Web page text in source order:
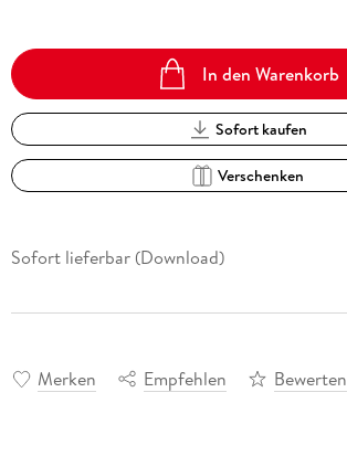
In den Warenkorb
Sofort kaufen
Verschenken
Sofort lieferbar (Download)
Merken Empfehlen Bewerten